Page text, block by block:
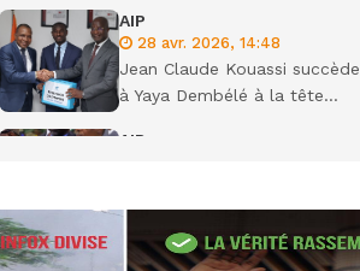
AIP
28 avr. 2026, 14:48
Jean Claude Kouassi succède
à Yaya Dembélé à la tête...
AIP
Sadio Camara tué lors
d’attaques...